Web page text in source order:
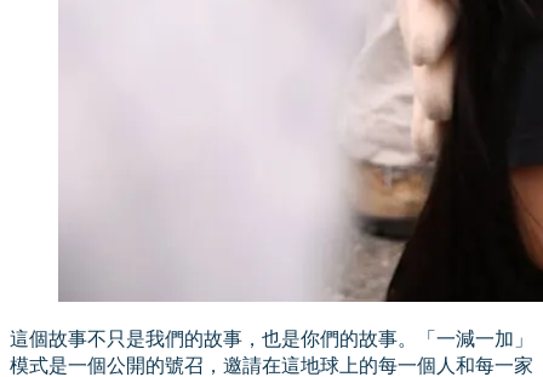
這個故事不只是我們的故事，也是你們的故事。「一減一加」
模式是一個公開的號召，邀請在這地球上的每一個人和每一家